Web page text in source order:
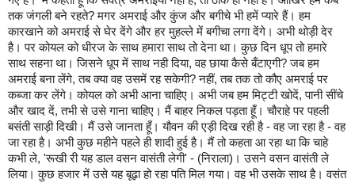
तक जंगली बने रहते?मगर अमराई और कुंज और बगीचे भी हमें प्यारे हैं। हम
कारखाने को अमराई से घेर देंगे और हर मुहल्ले में बगीचा लगा देंगे। अभी थोड़ी देर
है। पर कोयल को धीरज के साथ हमारा साथ तो देना था। कुछ दिन धूप तो हमारे
साथ सहना था। जिसने धूप में साथ नही दिया,वह छाया कैसे बँटाएगी?जब हम
अमराई बना लेंगे,तब क्या वह उसमें रह सकेगी?नहीं,तब तक तो कौए अमराई पर
कब्जा कर लेंगे। कोयल को अभी आना चाहिए। अभी जब हम मिट्टी खोदें,पानी सींचे
और खाद दें,तभी से उसे गाना चाहिए। मैं बाहर निकल पड़ता हूँ। चौराहे पर पहली
बसंती साड़ी दिखी। मैं उसे जानता हूँ। यौवन की एड़ी दिख रही है-वह जा रहा है-वह
जा रहा है। अभी कुछ महीने पहले ही शादी हुई है। मैं तो कहता आ रहा था कि चाहे
कभी ले, 'रूखी री यह डाल वसन वासंती लेगी' - (निराला) । उसने वसन वासंती ले
लिया। कुछ हजार में उसे यह बूढ़ा हो रहा पति मिल गया। वह भी उसके साथ है। वसंत